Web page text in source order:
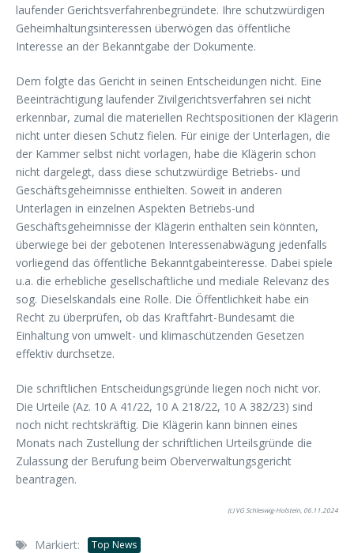
laufender Gerichtsverfahrenbegründete. Ihre schutzwürdigen
Geheimhaltungsinteressen überwögen das öffentliche
Interesse an der Bekanntgabe der Dokumente.
Dem folgte das Gericht in seinen Entscheidungen nicht. Eine
Beeinträchtigung laufender Zivilgerichtsverfahren sei nicht
erkennbar, zumal die materiellen Rechtspositionen der Klägerin
nicht unter diesen Schutz fielen. Für einige der Unterlagen, die
der Kammer selbst nicht vorlagen, habe die Klägerin schon
nicht dargelegt, dass diese schutzwürdige Betriebs- und
Geschäftsgeheimnisse enthielten. Soweit in anderen
Unterlagen in einzelnen Aspekten Betriebs-und
Geschäftsgeheimnisse der Klägerin enthalten sein könnten,
überwiege bei der gebotenen Interessenabwägung jedenfalls
vorliegend das öffentliche Bekanntgabeinteresse. Dabei spiele
u.a. die erhebliche gesellschaftliche und mediale Relevanz des
sog. Dieselskandals eine Rolle. Die Öffentlichkeit habe ein
Recht zu überprüfen, ob das Kraftfahrt-Bundesamt die
Einhaltung von umwelt- und klimaschützenden Gesetzen
effektiv durchsetze.
Die schriftlichen Entscheidungsgründe liegen noch nicht vor.
Die Urteile (Az. 10 A 41/22, 10 A 218/22, 10 A 382/23) sind
noch nicht rechtskräftig. Die Klägerin kann binnen eines
Monats nach Zustellung der schriftlichen Urteilsgründe die
Zulassung der Berufung beim Oberverwaltungsgericht
beantragen.
(c) VG Schleswig-Holstein, 06.11.2024
Markiert: Top News